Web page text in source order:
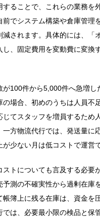
ることで、これらの業務を
前でシステム構築や倉庫管理
減されます。具体的には、「
し、固定費用を変動費に変換
が100件から5,000件へ急増し
の場合、初めのうちは人員不
じてスタッフを増員するため
一方物流代行では、発送量に
少ない月は低コストで運営
ストについても言及する必要
予測の不確実性から過剰在庫
簿上に残る在庫は、資金を
では、必要最小限の検品と保